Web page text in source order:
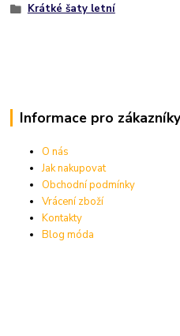
Krátké šaty letní
Informace pro zákazníky
O nás
Jak nakupovat
Obchodní podmínky
Vrácení zboží
Kontakty
Blog móda